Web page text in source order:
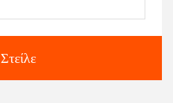
Στείλε